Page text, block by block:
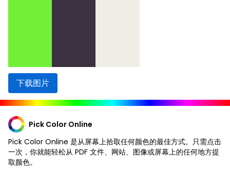
下载图片
Pick Color Online
Pick Color Online 是从屏幕上拾取任何颜色的最佳方式。只需点击
一次，你就能轻松从 PDF 文件、网站、图像或屏幕上的任何地方提
取颜色。